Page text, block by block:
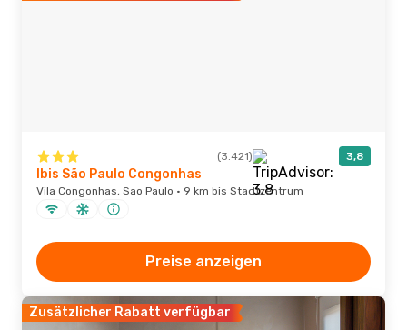
(3.421) 3,8
Ibis São Paulo Congonhas
Vila Congonhas, Sao Paulo · 9 km bis Stadtzentrum
Preise anzeigen
Zusätzlicher Rabatt verfügbar